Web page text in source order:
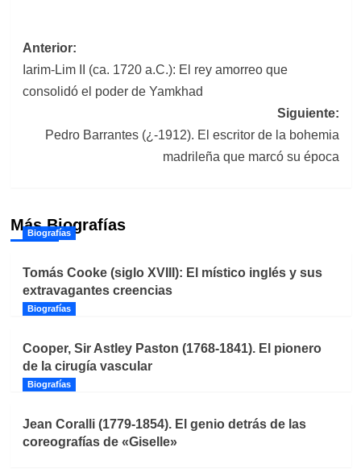
Navegación
de
entradas
Anterior:
Iarim-Lim II (ca. 1720 a.C.): El rey amorreo que
consolidó el poder de Yamkhad
Siguiente:
Pedro Barrantes (¿-1912). El escritor de la bohemia
madrileña que marcó su época
Más Biografías
Biografías
Tomás Cooke (siglo XVIII): El místico inglés y sus
extravagantes creencias
Biografías
Cooper, Sir Astley Paston (1768-1841). El pionero
de la cirugía vascular
Biografías
Jean Coralli (1779-1854). El genio detrás de las
coreografías de «Giselle»